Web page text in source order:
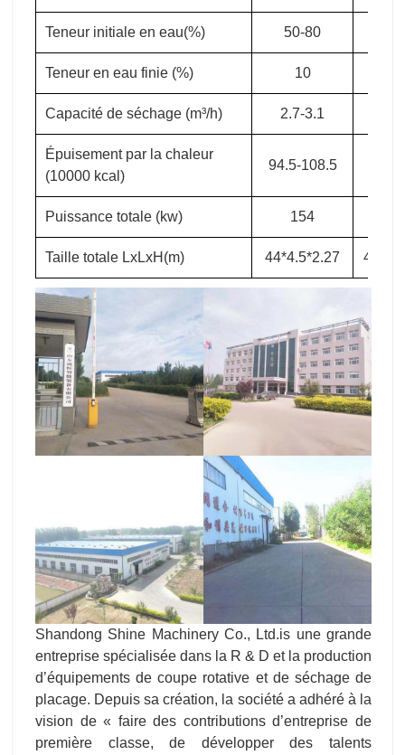
Teneur initiale en eau(%) 50-80
Teneur en eau finie (%) 10
Capacité de séchage (m³/h) 2.7-3.1
Épuisement par la chaleur
(10000 kcal)
94.5-108.5
Puissance totale (kw) 154
Taille totale LxLxH(m) 44*4.5*2.27
Shandong Shine Machinery Co., Ltd.is une grande
entreprise spécialisée dans la R & D et la production
d’équipements de coupe rotative et de séchage de
placage. Depuis sa création, la société a adhéré à la
vision de « faire des contributions d’entreprise de
première classe, de développer des talents